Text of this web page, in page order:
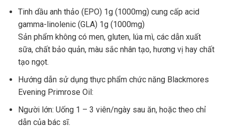
Tinh dầu anh thảo (EPO) 1g (1000mg) cung cấp acid
gamma-linolenic (GLA) 1g (1000mg)
Sản phẩm không có men, gluten, lúa mì, các dẫn xuất
sữa, chất bảo quản, màu sắc nhân tạo, hương vị hay chất
tạo ngọt.
Hướng dẫn sử dụng thực phẩm chức năng Blackmores
Evening Primrose Oil:
Người lớn: Uống 1 – 3 viên/ngày sau ăn, hoặc theo chỉ
dẫn của bác sĩ.